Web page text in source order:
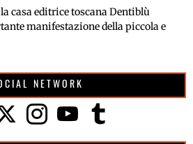
casa editrice toscana Dentiblù
manifestazione della piccola e
NETWORK